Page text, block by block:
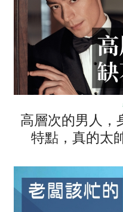
高層次的男人，
特點，真的太